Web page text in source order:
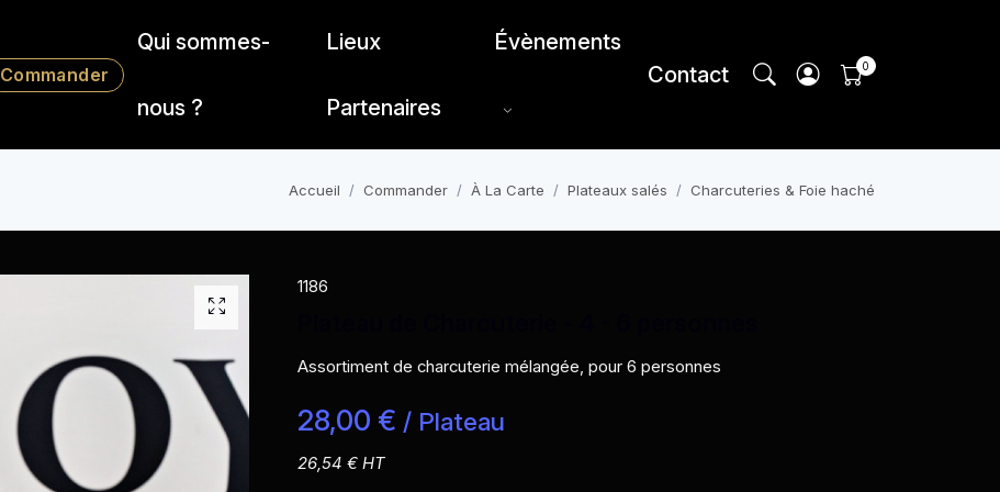
Commander
Qui sommes-
nous ?
Lieux
Partenaires
Évènements
Contact
Accueil Commander À La Carte Plateaux salés Charcuteries & Foie haché
1186
Assortiment de charcuterie mélangée, pour 6 personnes
28,00 € / Plateau
26,54 € HT